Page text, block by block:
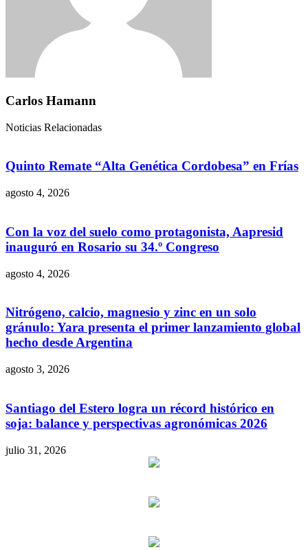
Carlos Hamann
Noticias Relacionadas
Quinto Remate “Alta Genética Cordobesa” en Frías
agosto 4, 2026
Con la voz del suelo como protagonista, Aapresid
inauguró en Rosario su 34.º Congreso
agosto 4, 2026
Nitrógeno, calcio, magnesio y zinc en un solo
gránulo: Yara presenta el primer lanzamiento global
hecho desde Argentina
agosto 3, 2026
Santiago del Estero logra un récord histórico en
soja: balance y perspectivas agronómicas 2026
julio 31, 2026